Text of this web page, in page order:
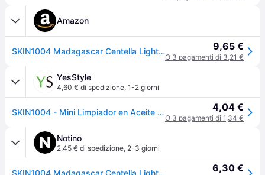
Amazon
SKIN1004 Madagascar Centella Light Cleansing Oil (30 ml) 9,65 €
O 3 pagamenti di 3,21 €
YesStyle
4,60 € di spedizione, 1-2 giorni
SKIN1004 - Mini Limpiador en Aceite Madagascar Centella Light 4,04 €
O 3 pagamenti di 1,34 €
Notino
2,45 € di spedizione, 2-3 giorni
SKIN1004 Madagascar Centella Light Cleansing Oil olio struccante detergente con effetto lenitivo 30 ml 6,30 €